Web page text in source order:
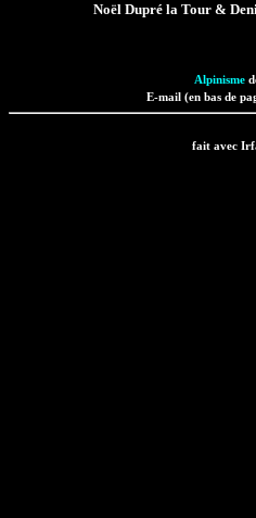
Noël Dupré la Tour &
Alpinisme
E-mail (en bas de
fait avec